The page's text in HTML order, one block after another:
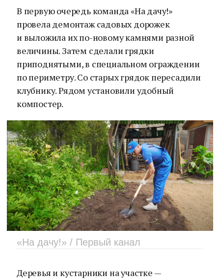
В первую очередь команда «На дачу!»
провела демонтаж садовых дорожек
и выложила их по-новому камнями разной
величины. Затем сделали грядки
приподнятыми, в специальном ограждении
по периметру. Со старых грядок пересадили
клубнику. Рядом установили удобный
компостер.
«На дачу!» / Первый канал
Деревья и кустарники на участке —